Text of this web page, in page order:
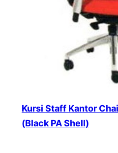
Kursi Staff Kantor
(Black PA Shell)